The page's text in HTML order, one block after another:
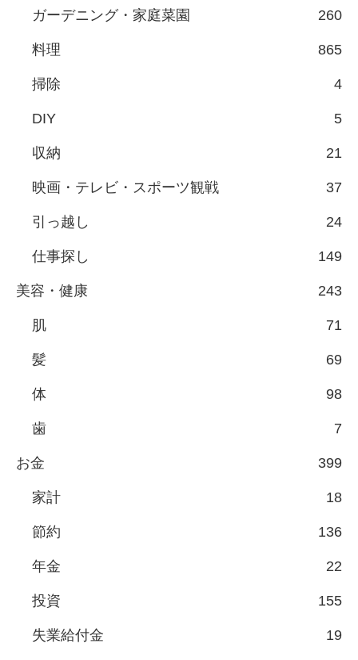
ガーデニング・家庭菜園 260
料理 865
掃除 4
DIY 5
収納 21
映画・テレビ・スポーツ観戦 37
引っ越し 24
仕事探し 149
美容・健康 243
肌 71
髪 69
体 98
歯 7
お金 399
家計 18
節約 136
年金 22
投資 155
失業給付金 19